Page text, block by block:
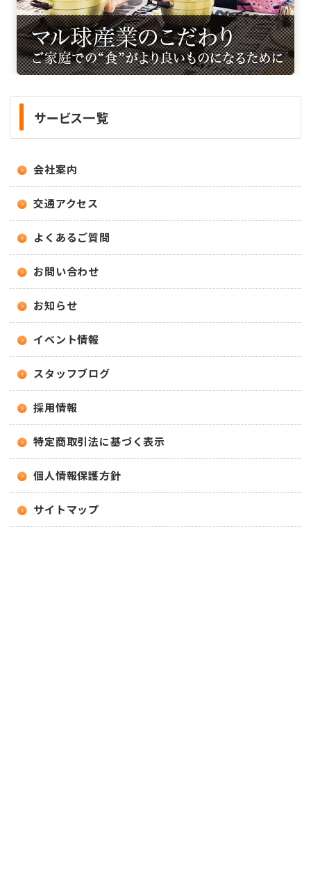
サービス一覧
会社案内
交通アクセス
よくあるご質問
お問い合わせ
お知らせ
イベント情報
スタッフブログ
採用情報
特定商取引法に基づく表示
個人情報保護方針
サイトマップ